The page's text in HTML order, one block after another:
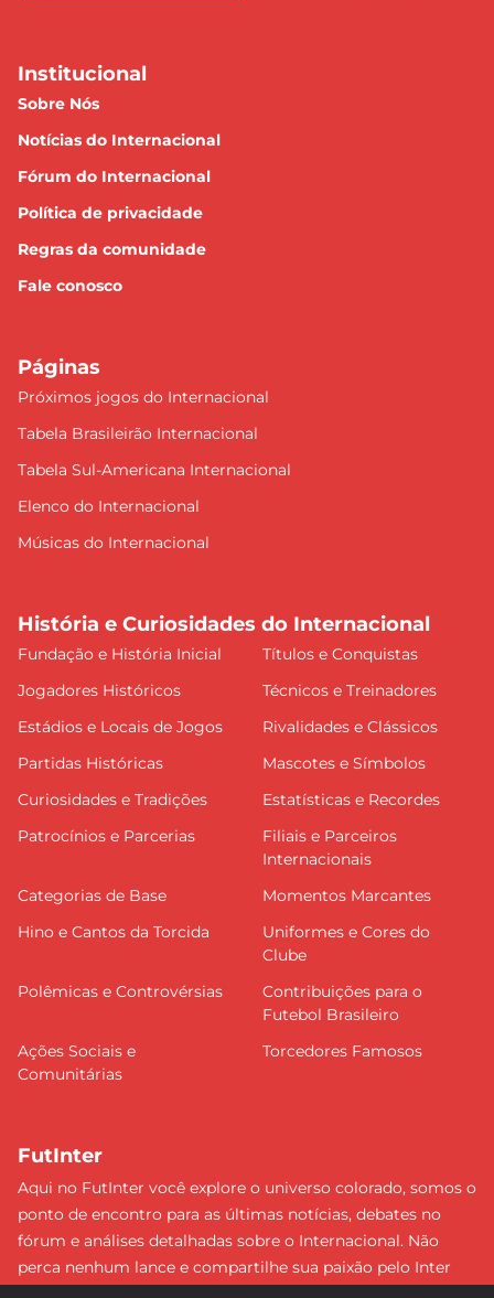
Institucional
Sobre Nós
Notícias do Internacional
Fórum do Internacional
Política de privacidade
Regras da comunidade
Fale conosco
Páginas
Próximos jogos do Internacional
Tabela Brasileirão Internacional
Tabela Sul-Americana Internacional
Elenco do Internacional
Músicas do Internacional
História e Curiosidades do Internacional
Fundação e História Inicial
Títulos e Conquistas
Jogadores Históricos
Técnicos e Treinadores
Estádios e Locais de Jogos
Rivalidades e Clássicos
Partidas Históricas
Mascotes e Símbolos
Curiosidades e Tradições
Estatísticas e Recordes
Patrocínios e Parcerias
Filiais e Parceiros
Internacionais
Categorias de Base
Momentos Marcantes
Hino e Cantos da Torcida
Uniformes e Cores do
Clube
Polêmicas e Controvérsias
Contribuições para o
Futebol Brasileiro
Ações Sociais e
Comunitárias
Torcedores Famosos
FutInter
Aqui no FutInter você explore o universo colorado, somos o
ponto de encontro para as últimas notícias, debates no
fórum e análises detalhadas sobre o Internacional. Não
perca nenhum lance e compartilhe sua paixão pelo Inter